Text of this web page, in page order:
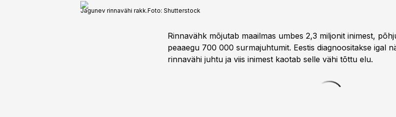
Jagunev rinnavähi rakk.Foto: Shutterstock
Rinnavähk mõjutab maailmas umbes 2,3 miljonit inimest,
peaaegu 700 000 surmajuhtumit. Eestis diagnoositakse igal
rinnavähi juhtu ja viis inimest kaotab selle vähi tõttu elu.